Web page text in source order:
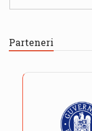
Parteneri